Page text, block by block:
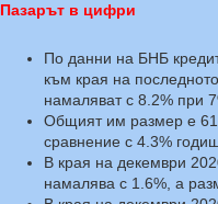
Пазарът в цифри
По данни на БНБ
към края на
намаляват с 8.2% при
Общият им размер e
сравнение с 4.3%
В края на декември
намалява с 1.6%, а